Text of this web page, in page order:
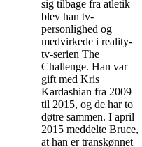
sig tilbage fra atletik
blev han tv-
personlighed og
medvirkede i reality-
tv-serien The
Challenge. Han var
gift med Kris
Kardashian fra 2009
til 2015, og de har to
døtre sammen. I april
2015 meddelte Bruce,
at han er transkønnet